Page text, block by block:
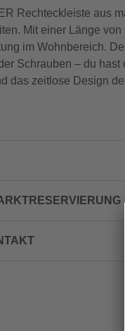
Rechteckleiste aus
Mit einer Länge
im Wohnbereich.
Schrauben – du
das zeitlose Design